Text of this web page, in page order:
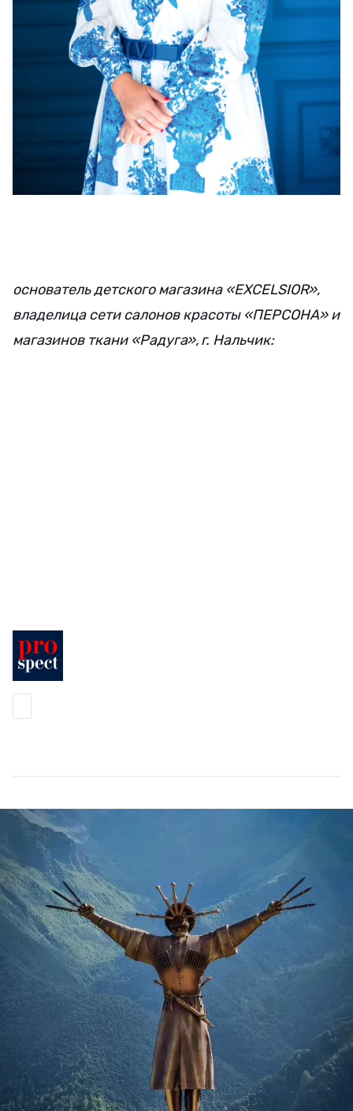
основатель детского магазина «EXCELSIOR»,
владелица сети салонов красоты «ПЕРСОНА» и
магазинов ткани «Радуга», г. Нальчик: